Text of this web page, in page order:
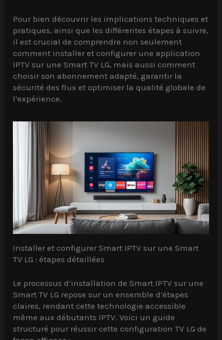
Pour bien découvrir les implications techniques et
pratiques, ainsi que les différentes étapes à suivre,
il est crucial de comprendre non seulement
comment installer et configurer une application
IPTV sur une Smart TV LG, mais aussi comment
choisir son abonnement adapté, garantir la
sécurité des flux et optimiser la qualité globale de
l’expérience.
Installer et configurer Smart IPTV sur une Smart
TV LG : étapes détaillées
Le processus d’installation de Smart IPTV sur une
Smart TV LG repose sur un ensemble d’étapes
claires, rendant cette technologie accessible
même aux débutants IPTV. Voici un guide
structuré pour réussir cette configuration TV LG de